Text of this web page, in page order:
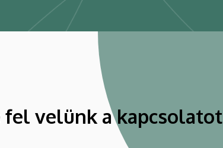
fel velünk a kapcsolatot